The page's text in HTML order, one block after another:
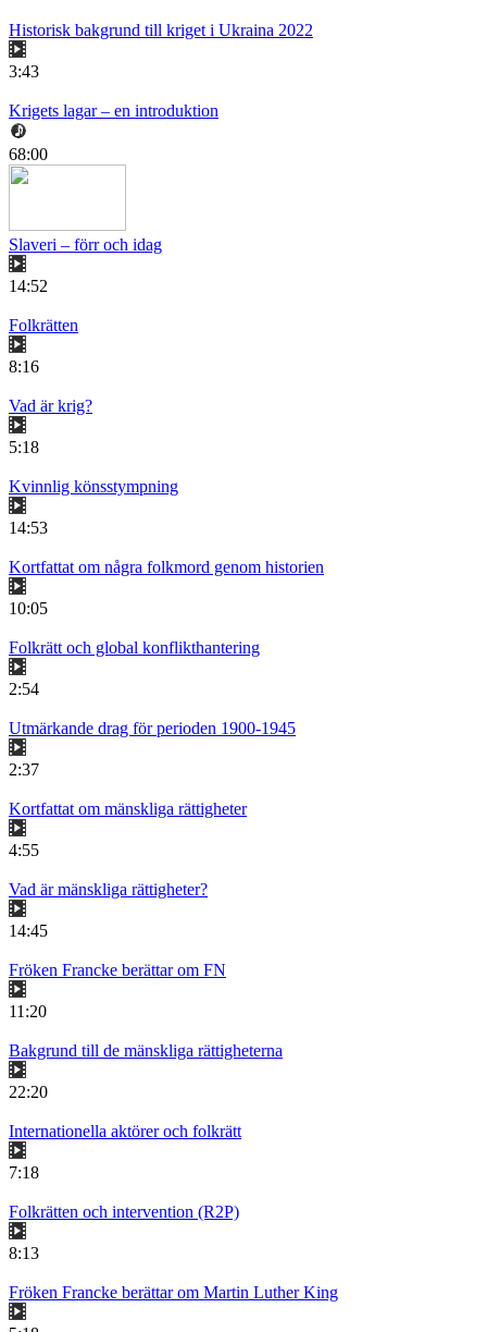
Historisk bakgrund till kriget i Ukraina 2022
3:43
Krigets lagar – en introduktion
68:00
Slaveri – förr och idag
14:52
Folkrätten
8:16
Vad är krig?
5:18
Kvinnlig könsstympning
14:53
Kortfattat om några folkmord genom historien
10:05
Folkrätt och global konflikthantering
2:54
Utmärkande drag för perioden 1900-1945
2:37
Kortfattat om mänskliga rättigheter
4:55
Vad är mänskliga rättigheter?
14:45
Fröken Francke berättar om FN
11:20
Bakgrund till de mänskliga rättigheterna
22:20
Internationella aktörer och folkrätt
7:18
Folkrätten och intervention (R2P)
8:13
Fröken Francke berättar om Martin Luther King